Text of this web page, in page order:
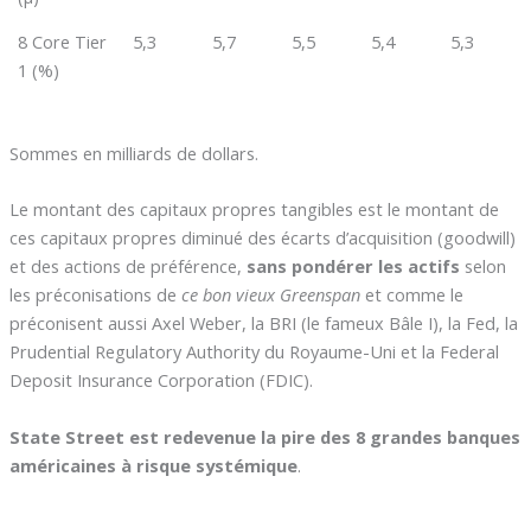
8 Core Tier
1 (%)
5,3 5,7 5,5 5,4 5,3
Sommes en milliards de dollars.
Le montant des capitaux propres tangibles est le montant de
ces capitaux propres diminué des écarts d’acquisition (goodwill)
et des actions de préférence, sans pondérer les actifs selon
les préconisations de ce bon vieux Greenspan et comme le
préconisent aussi Axel Weber, la BRI (le fameux Bâle I), la Fed, la
Prudential Regulatory Authority du Royaume-Uni et la Federal
Deposit Insurance Corporation (FDIC).
State Street est redevenue la pire des 8 grandes banques
américaines à risque systémique.